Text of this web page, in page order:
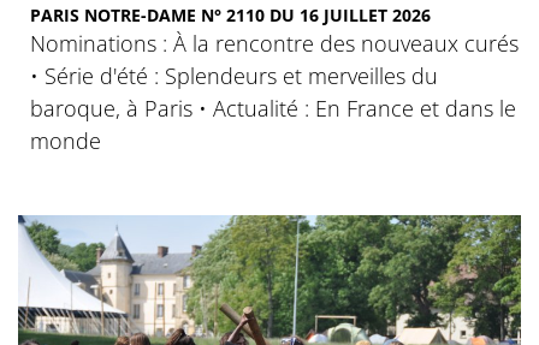
PARIS NOTRE-DAME N° 2110 DU 16 JUILLET 2026
Nominations : À la rencontre des nouveaux curés
• Série d'été : Splendeurs et merveilles du
baroque, à Paris • Actualité : En France et dans le
monde